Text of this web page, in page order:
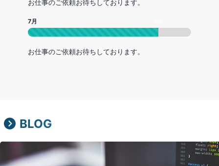
お仕事のご依頼お待ちしております。
7月
お仕事のご依頼お待ちしております。
BLOG